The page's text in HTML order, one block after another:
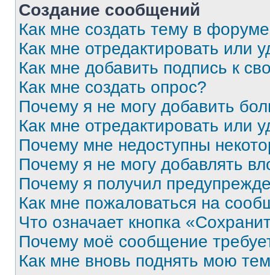
Создание сообщений
Как мне создать тему в
Как мне отредактировать или
Как мне добавить подпись к
Как мне создать опрос?
Почему я не могу добавить
Как мне отредактировать или
Почему мне недоступны
Почему я не могу добавлять
Почему я получил
Как мне пожаловаться на
Что означает кнопка
Почему моё сообщение
Как мне вновь поднять мою